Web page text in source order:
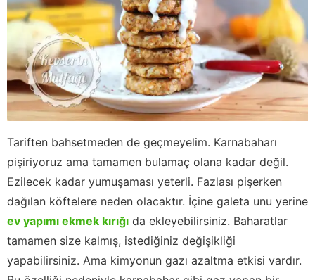
Tariften bahsetmeden de geçmeyelim. Karnabaharı
pişiriyoruz ama tamamen bulamaç olana kadar değil.
Ezilecek kadar yumuşaması yeterli. Fazlası pişerken
dağılan köftelere neden olacaktır. İçine galeta unu yerine
ev yapımı ekmek kırığı da ekleyebilirsiniz. Baharatlar
tamamen size kalmış, istediğiniz değişikliği
yapabilirsiniz. Ama kimyonun gazı azaltma etkisi vardır.